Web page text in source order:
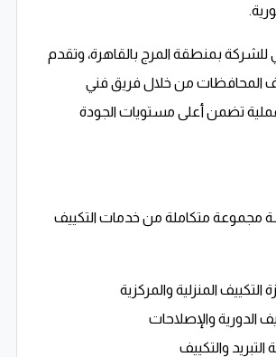
للشركة بمنطقة المرج بالقاهرة، وتقدم
المحافظات من خلال فريق فني
تضمن أعلى مستويات الجودة
مجموعة متكاملة من خدمات التكييف
التكييف المنزلية والمركزية
الدورية والإصلاحات
التبريد والتكييف